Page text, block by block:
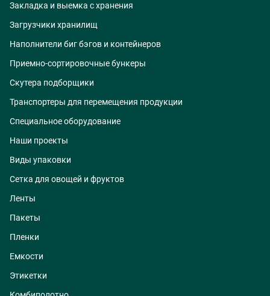
Закладка и выемка с хранения
Загрузчики хранилищ
Наполнители биг бэгов и контейнеров
Приемно-сортировочные бункеры
Скутера подборщики
Транспортеры для перемещения продукции
Специальное оборудование
Наши проекты
Виды упаковки
Сетка для овощей и фруктов
Ленты
Пакеты
Пленки
Емкости
Этикетки